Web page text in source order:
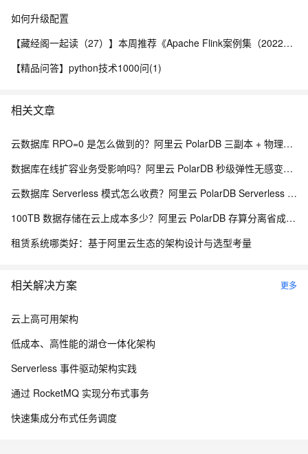
如何升级配置
【藏经阁一起读（27）】本周推荐《Apache Flink案例集（2022版）》，你有哪些心得？
【精品问答】python技术1000问(1)
相关文章
云数据库 RPO=0 是怎么做到的？阿里云 PolarDB 三副本 + 物理复制解析
数据库在线扩容业务受影响吗？阿里云 PolarDB 秒级弹性无感变配解析
云数据库 Serverless 模式怎么收费？阿里云 PolarDB Serverless 按需计费解析
100TB 数据存储在云上成本多少？阿里云 PolarDB 存算分离省成本解析
租赁系统哪类好：基于阿里云生态的架构设计与选型考量
相关解决方案 更多
云上高可用架构
低成本、高性能的湖仓一体化架构
Serverless 事件驱动架构实践
通过 RocketMQ 实现分布式事务
快速集成分布式任务调度